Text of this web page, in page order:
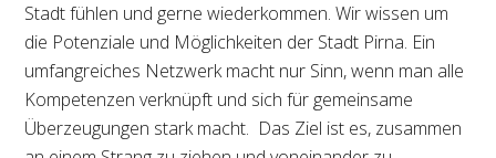
Stadt fühlen und gerne wiederkommen. Wir wissen um
die Potenziale und Möglichkeiten der Stadt Pirna. Ein
umfangreiches Netzwerk macht nur Sinn, wenn man alle
Kompetenzen verknüpft und sich für gemeinsame
Überzeugungen stark macht. Das Ziel ist es, zusammen